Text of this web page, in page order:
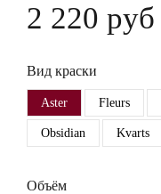
2 220 руб
Вид краски
Aster Fleurs
Obsidian Kvarts
Объём